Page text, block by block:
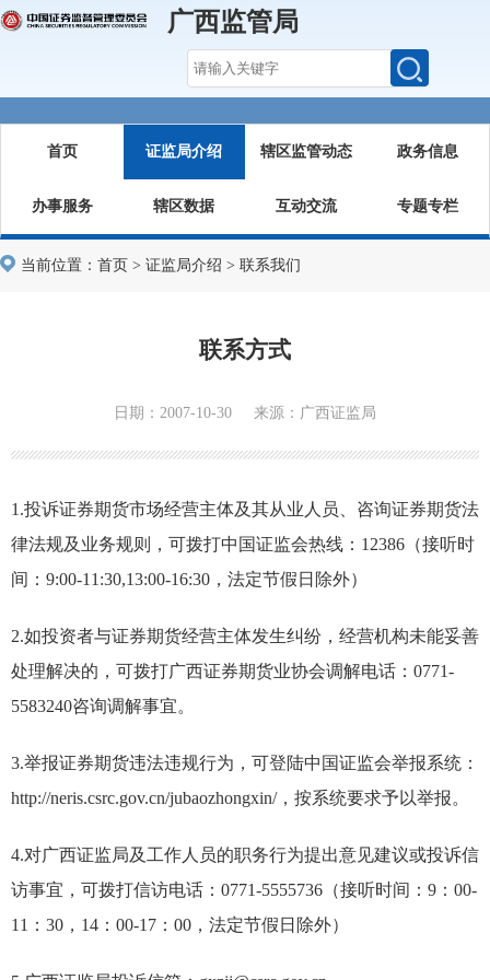
广西监管局
首页 证监局介绍 辖区监管动态 政务信息
办事服务 辖区数据 互动交流 专题专栏
当前位置： 首页 > 证监局介绍 > 联系我们
联系方式
日期：2007-10-30 来源：广西证监局
1.投诉证券期货市场经营主体及其从业人员、咨询证券期货法
律法规及业务规则，可拨打中国证监会热线：12386（接听时
间：9:00-11:30,13:00-16:30，法定节假日除外）
2.如投资者与证券期货经营主体发生纠纷，经营机构未能妥善
处理解决的，可拨打广西证券期货业协会调解电话：0771-
5583240咨询调解事宜。
3.举报证券期货违法违规行为，可登陆中国证监会举报系统：
http://neris.csrc.gov.cn/jubaozhongxin/，按系统要求予以举报。
4.对广西证监局及工作人员的职务行为提出意见建议或投诉信
访事宜，可拨打信访电话：0771-5555736（接听时间：9：00-
11：30，14：00-17：00，法定节假日除外）